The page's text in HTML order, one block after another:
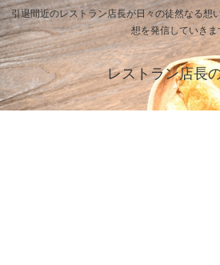
引退間近のレストラン店長が日々の徒然なる想
想を発信していきま
レストラン店長